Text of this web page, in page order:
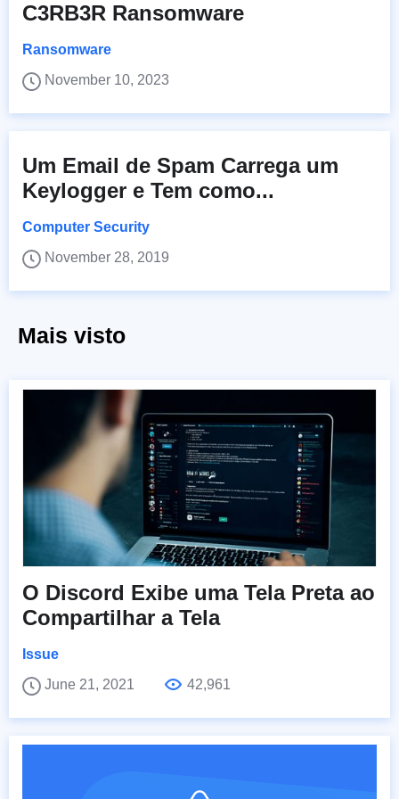
C3RB3R Ransomware
Ransomware
November 10, 2023
Um Email de Spam Carrega um
Keylogger e Tem como...
Computer Security
November 28, 2019
Mais visto
O Discord Exibe uma Tela Preta ao
Compartilhar a Tela
Issue
June 21, 2021
42,961